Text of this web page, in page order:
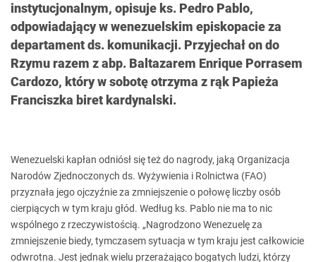
instytucjonalnym, opisuje ks. Pedro Pablo,
odpowiadający w wenezuelskim episkopacie za
departament ds. komunikacji. Przyjechał on do
Rzymu razem z abp. Baltazarem Enrique Porrasem
Cardozo, który w sobotę otrzyma z rąk Papieża
Franciszka biret kardynalski.
Wenezuelski kapłan odniósł się też do nagrody, jaką Organizacja
Narodów Zjednoczonych ds. Wyżywienia i Rolnictwa (FAO)
przyznała jego ojczyźnie za zmniejszenie o połowę liczby osób
cierpiących w tym kraju głód. Według ks. Pablo nie ma to nic
wspólnego z rzeczywistością. „Nagrodzono Wenezuelę za
zmniejszenie biedy, tymczasem sytuacja w tym kraju jest całkowicie
odwrotna. Jest jednak wielu przerażająco bogatych ludzi, którzy